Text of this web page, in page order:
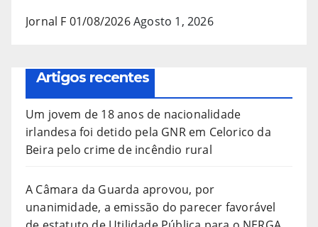
Jornal F 01/08/2026Agosto 1, 2026
Artigos recentes
Um jovem de 18 anos de nacionalidade
irlandesa foi detido pela GNR em Celorico da
Beira pelo crime de incêndio rural
A Câmara da Guarda aprovou, por
unanimidade, a emissão do parecer favorável